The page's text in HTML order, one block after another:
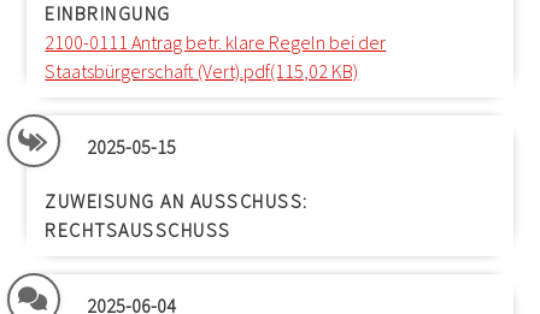
EINBRINGUNG
2100-0111 Antrag betr. klare Regeln bei der
Staatsbürgerschaft (Vert).pdf(115,02 KB)
2025-05-15
ZUWEISUNG AN AUSSCHUSS:
RECHTSAUSSCHUSS
2025-06-04